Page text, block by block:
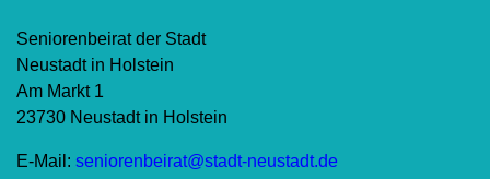
Seniorenbeirat der Stadt
Neustadt in Holstein
Am Markt 1
23730 Neustadt in Holstein
E-Mail: seniorenbeirat@stadt-neustadt.de